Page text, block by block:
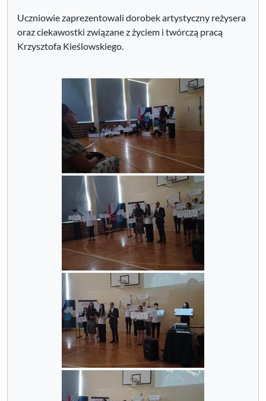
Uczniowie zaprezentowali dorobek artystyczny reżysera
oraz ciekawostki związane z życiem i twórczą pracą
Krzysztofa Kieślowskiego.